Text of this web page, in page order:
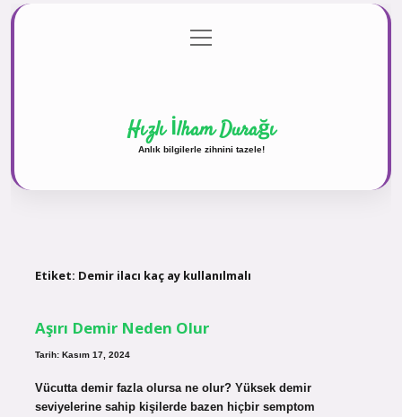
Gizlilik Politikası
menüyü
aç
Hızlı İlham Durağı
Anlık bilgilerle zihnini tazele!
Etiket: Demir ilacı kaç ay kullanılmalı
Aşırı Demir Neden Olur
Tarih: Kasım 17, 2024
Vücutta demir fazla olursa ne olur? Yüksek demir
seviyelerine sahip kişilerde bazen hiçbir semptom